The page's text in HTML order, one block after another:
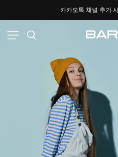
카카오톡 채널 추가 시
포토후기 작성 시